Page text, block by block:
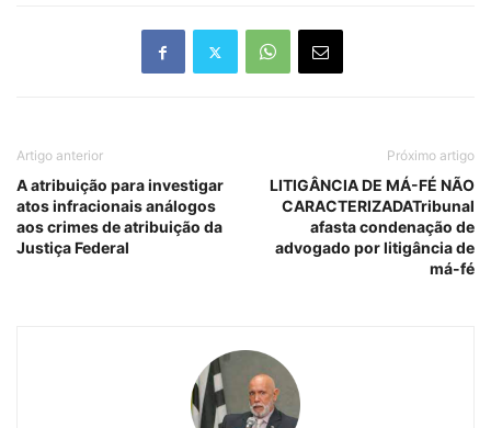
Artigo anterior
A atribuição para investigar
atos infracionais análogos
aos crimes de atribuição da
Justiça Federal
Próximo artigo
LITIGÂNCIA DE MÁ-FÉ NÃO
CARACTERIZADATribunal
afasta condenação de
advogado por litigância de
má-fé